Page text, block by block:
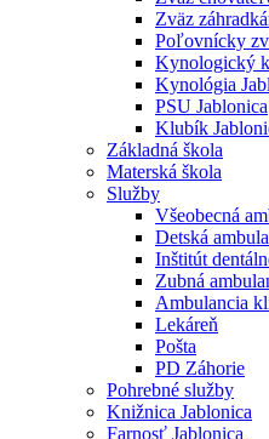
Zväz
Poľovnícky
Kynologický
Kynológia
PSU Jablonica
Klubík
Základná škola
Materská škola
Služby
Všeobecná
Detská
Inštitút
Zubná
Ambulancia
Lekáreň
Pošta
PD Záhorie
Pohrebné služby
Knižnica Jablonica
Farnosť Jablonica